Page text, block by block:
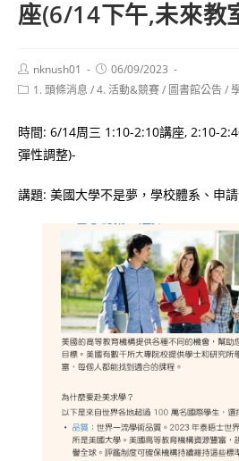
座(6/14下午,未來教
Post
author:
nknush01
Post
published:
06/09/2023
Post1. 頭條消息 /4. 活動&競賽/ 圖書館公告/
時間: 6/14周三 1:10-2:10講座, 2:10-
彈性調整)-
講題: 美國大學不是夢，學校體系、申